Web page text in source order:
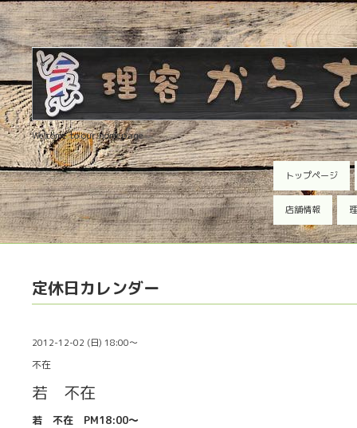
Welcome to our homepage
トップページ
店舗情報
定休日カレンダー
2012-12-02 (日) 18:00～
不在
若 不在
若 不在 PM18:00〜